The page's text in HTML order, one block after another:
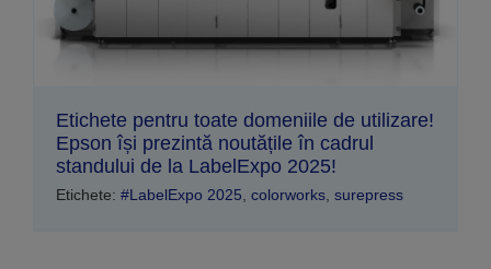
Etichete pentru toate domeniile de utilizare!
Epson își prezintă noutățile în cadrul
standului de la LabelExpo 2025!
Etichete: #LabelExpo 2025 colorworks surepress